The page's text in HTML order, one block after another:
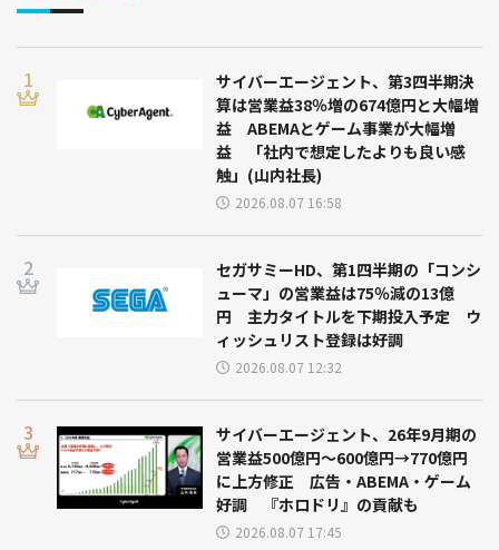
サイバーエージェント、第3四半期決
算は営業益38％増の674億円と大幅増
益 ABEMAとゲーム事業が大幅増
益 「社内で想定したよりも良い感
触」(山内社長)
2026.08.07 16:58
セガサミーHD、第1四半期の「コンシ
ューマ」の営業益は75％減の13億
円 主力タイトルを下期投入予定 ウ
ィッシュリスト登録は好調
2026.08.07 12:32
サイバーエージェント、26年9月期の
営業益500億円～600億円→770億円
に上方修正 広告・ABEMA・ゲーム
好調 『ホロドリ』の貢献も
2026.08.07 17:45